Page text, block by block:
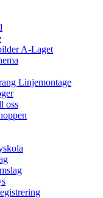
A-Laget
Linjemontage
oss